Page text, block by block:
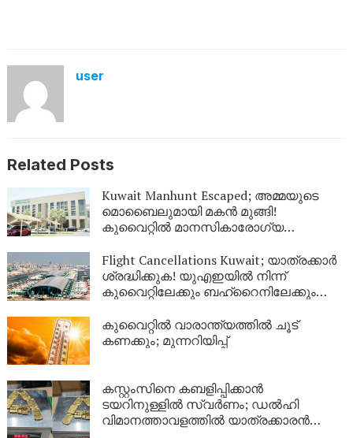
user
Related Posts
Kuwait Manhunt Escaped; അമ്മയുടെ
മൊബൈലുമായി മകൻ മുങ്ങി!
കുവൈറ്റിൽ മാനസികാരോഗ്യ
യുവാവിനായി പോലീസ് തിരച്ചിൽ
Flight Cancellations Kuwait; യാത്രക്കാർ
ശ്രദ്ധിക്കുക! യുഎഇയിൽ നിന്ന്
കുവൈറ്റിലേക്കും ബഹ്‌റൈനിലേക്കും
ഇങ്ങനെ
കുവൈറ്റിൽ വാരാന്ത്യത്തിൽ ചൂട്
കണക്കും; മുന്നറിയിപ്പ്
കസ്റ്റംസിനെ കബളിപ്പിക്കാൻ
ടയറിനുള്ളിൽ സ്വർണം; ഡൽഹി
വിമാനത്താവളത്തിൽ യാത്രക്കാരൻ